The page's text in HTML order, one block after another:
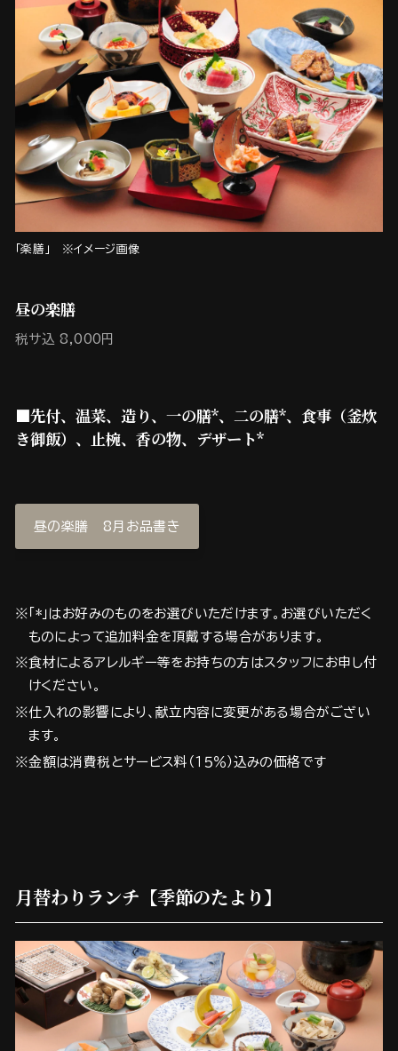
「楽膳」 ※イメージ画像
昼の楽膳
税サ込 8,000円
■先付、温菜、造り、一の膳*、二の膳*、食事（釜炊
き御飯）、止椀、香の物、デザート*
昼の楽膳 8月お品書き
※「*」はお好みのものをお選びいただけます。お選びいただく
ものによって追加料金を頂戴する場合があります。
※食材によるアレルギー等をお持ちの方はスタッフにお申し付
けください。
※仕入れの影響により、献立内容に変更がある場合がござい
ます。
※金額は消費税とサービス料（１５％）込みの価格です
月替わりランチ【季節のたより】